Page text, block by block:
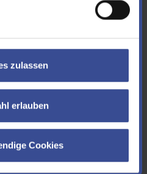
zulassen
erlauben
Cookies